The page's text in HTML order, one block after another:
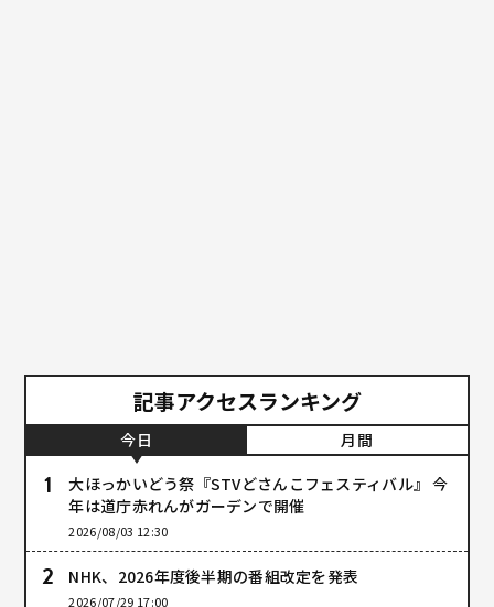
記事アクセスランキング
今日
月間
大ほっかいどう祭『STVどさんこフェスティバル』 今
年は道庁赤れんがガーデンで開催
2026/08/03 12:30
NHK、2026年度後半期の番組改定を発表
2026/07/29 17:00